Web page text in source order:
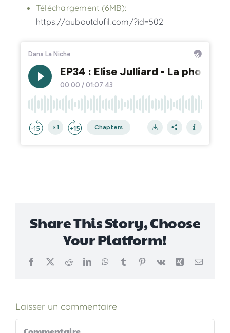
Téléchargement (6MB):
https://auboutdufil.com/?id=502
Share This Story, Choose
Your Platform!
Facebook
X RedditLinkedInWhatsApp
Tumblr Pinterest
Vk Xing Email
Laisser un commentaire